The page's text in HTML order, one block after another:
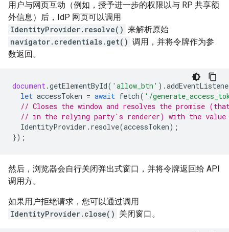
用户与网页互动（例如，授予进一步的权限以与 RP 共享额
外信息）后，IdP 网页可以调用
IdentityProvider.resolve() 来解析原始
navigator.credentials.get() 调用，并将令牌作为参
数返回。
document.getElementById( 'allow_btn' ).
let accessToken = await fetch( '/
// Closes the window and resolves the promise
// in the relying party's renderer) with the value
IdentityProvider . resolve(accessToken);
});
然后，浏览器会自行关闭弹出式窗口，并将令牌返回给 API
调用方。
如果用户拒绝请求，您可以通过调用
IdentityProvider.close() 关闭窗口。